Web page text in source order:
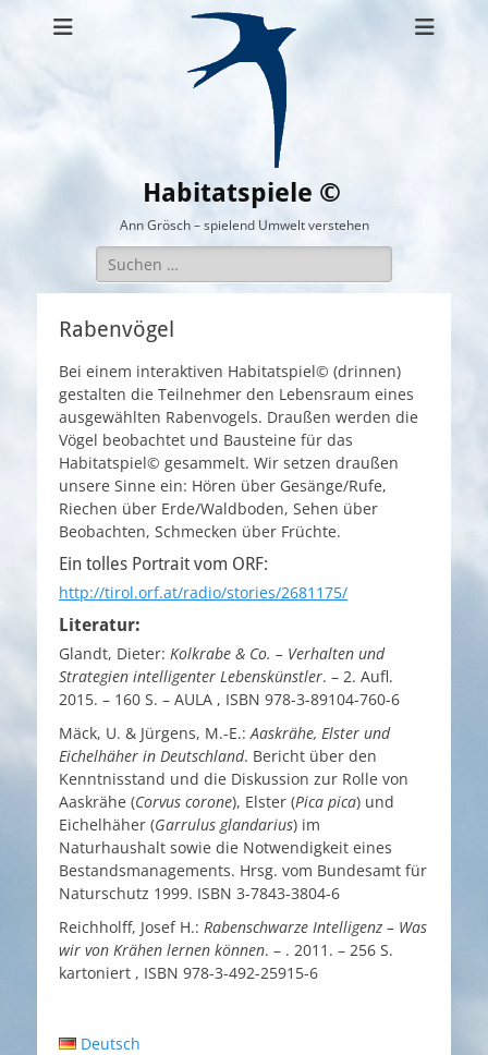
Habitatspiele ©
Ann Grösch – spielend Umwelt verstehen
Suchen
nach:
Rabenvögel
Bei einem interaktiven Habitatspiel© (drinnen)
gestalten die Teilnehmer den Lebensraum eines
ausgewählten Rabenvogels. Draußen werden die
Vögel beobachtet und Bausteine für das
Habitatspiel© gesammelt. Wir setzen draußen
unsere Sinne ein: Hören über Gesänge/Rufe,
Riechen über Erde/Waldboden, Sehen über
Beobachten, Schmecken über Früchte.
Ein tolles Portrait vom ORF:
http://tirol.orf.at/radio/stories/2681175/
Literatur:
Glandt, Dieter: Kolkrabe & Co. – Verhalten und
Strategien intelligenter Lebenskünstler. – 2. Aufl.
2015. – 160 S. – AULA , ISBN 978-3-89104-760-6
Mäck, U. & Jürgens, M.-E.:Aaskrähe, Elster und
Eichelhäher in Deutschland. Bericht über den
Kenntnisstand und die Diskussion zur Rolle von
Aaskrähe (Corvus corone), Elster (Pica pica) und
Eichelhäher (Garrulus glandarius) im
Naturhaushalt sowie die Notwendigkeit eines
Bestandsmanagements. Hrsg. vom Bundesamt für
Naturschutz 1999. ISBN 3-7843-3804-6
Reichholff, Josef H.: Rabenschwarze Intelligenz – Was
wir von Krähen lernen können. – . 2011. – 256 S.
kartoniert , ISBN 978-3-492-25915-6
Deutsch